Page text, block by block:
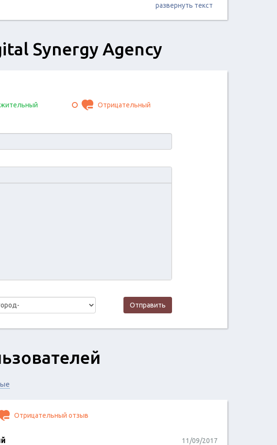
развернуть текст
Synergy Agency
Отрицательный
Отправить
Отрицательный отзыв
11/09/2017